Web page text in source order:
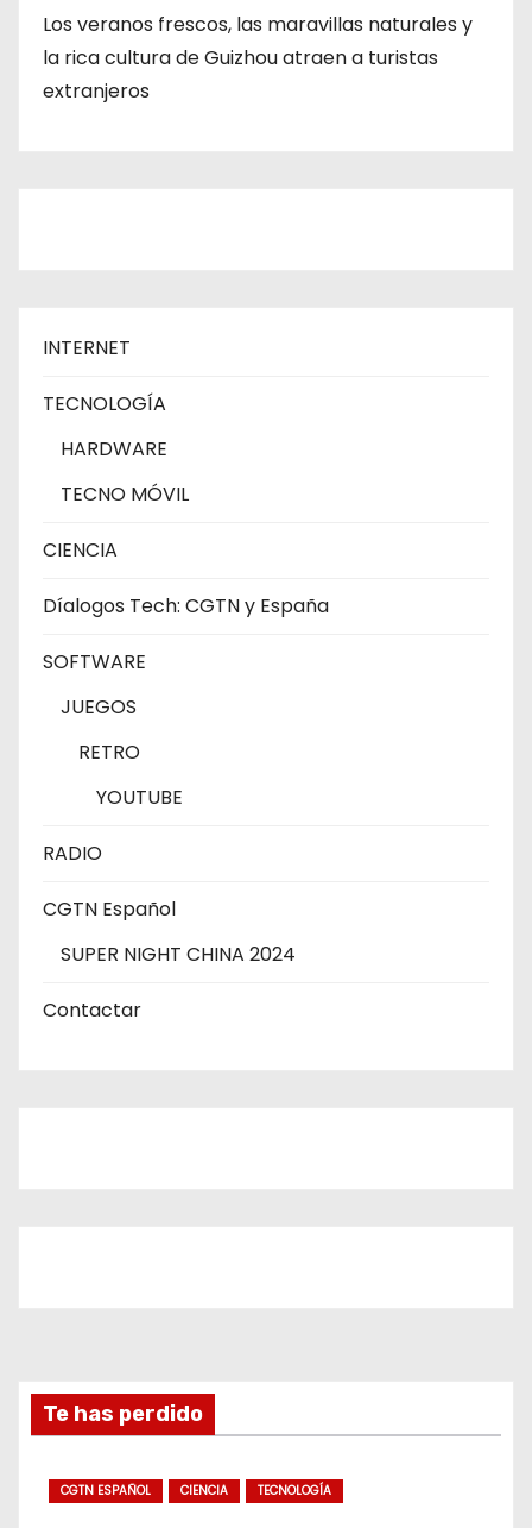
Los veranos frescos, las maravillas naturales y
la rica cultura de Guizhou atraen a turistas
extranjeros
INTERNET
TECNOLOGÍA
HARDWARE
TECNO MÓVIL
CIENCIA
Díalogos Tech: CGTN y España
SOFTWARE
JUEGOS
RETRO
YOUTUBE
RADIO
CGTN Español
SUPER NIGHT CHINA 2024
Contactar
Te has perdido
CGTN ESPAÑOL CIENCIA TECNOLOGÍA